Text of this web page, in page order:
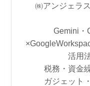
㈱アンジェラ
Gemini・
活用
税務・資金
ガジェット